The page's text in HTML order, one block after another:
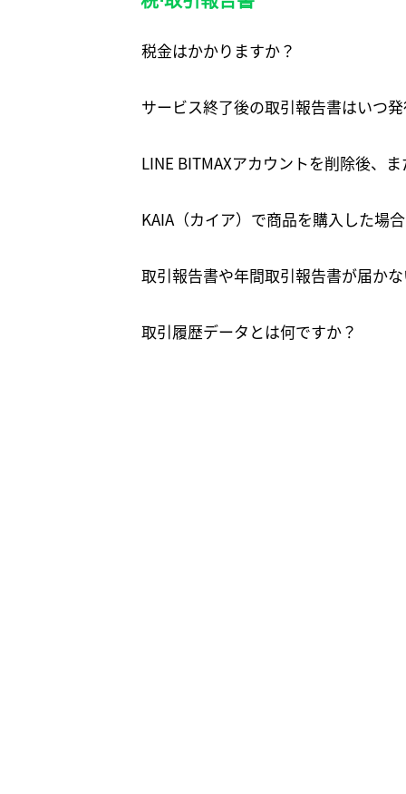
税金はかかりますか？
サービス終了後の取引報告書はいつ
LINE BITMAXアカウントを削除後、
KAIA（カイア）で商品を購入した場
取引報告書や年間取引報告書が届か
取引履歴データとは何ですか？